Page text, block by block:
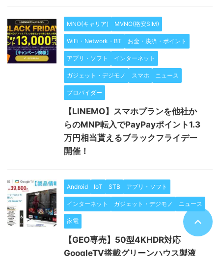
MNO(キャリア) MVNO(格安SIM)
WiFi・Network・BT お金・決済・ポイント
アプリ・ソフト インターネット
ガジェット・デジモノ スマホ ニュース
プロバイダー
【LINEMO】スマホプランを他社か
らのMNP転入でPayPayポイント1.3
万円相当貰えるブラックフライデー
開催！
Android IoT STB アプリ・ソフト
インターネット ガジェット・デジモノ ニュース
家電
【GEO専売】50型4KHDR対応
GoogleTV搭載グリーンハウス製液